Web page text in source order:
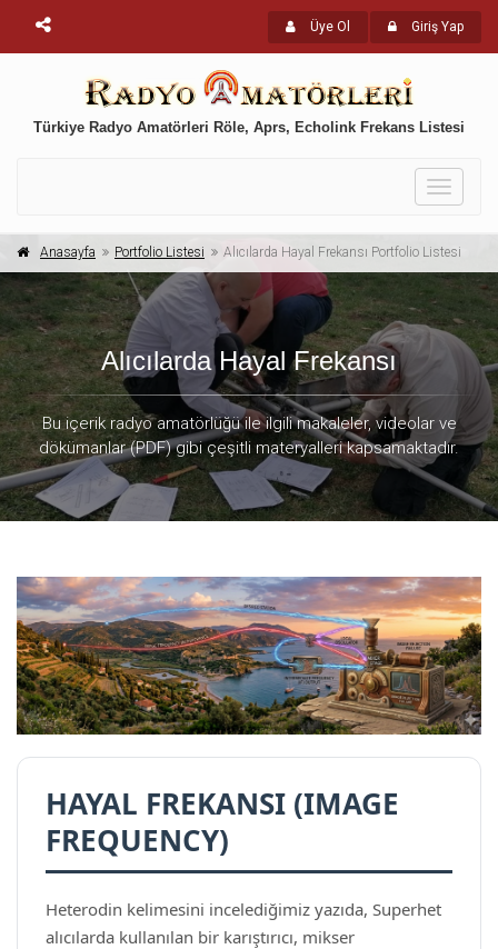
Üye Ol Giriş Yap
Türkiye Radyo Amatörleri Röle, Aprs, Echolink Frekans Listesi
Toggle
Anasayfa Portfolio Listesi Alıcılarda Hayal Frekansı Portfolio Listesi
Alıcılarda Hayal Frekansı
Bu içerik radyo amatörlüğü ile ilgili makaleler, videolar ve
dökümanlar (PDF) gibi çeşitli materyalleri kapsamaktadır.
HAYAL FREKANSI (IMAGE
FREQUENCY)
Heterodin kelimesini incelediğimiz yazıda, Superhet
alıcılarda kullanılan bir karıştırıcı, mikser